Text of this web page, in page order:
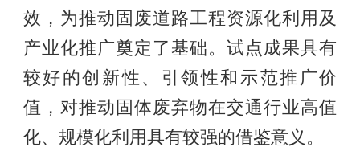
效，为推动固废道路工程资源化利用及
产业化推广奠定了基础。试点成果具有
较好的创新性、引领性和示范推广价
值，对推动固体废弃物在交通行业高值
化、规模化利用具有较强的借鉴意义。